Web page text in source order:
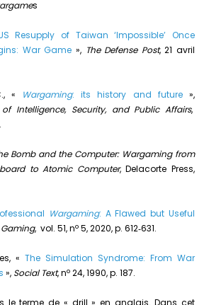
s
Resupply of Taiwan ‘Impossible’ Once
War Game », The Defense Post, 21 avril
« Wargaming: its history and future»,
Intelligence, Security, and Public Affairs,
Bomb and the Computer: Wargaming from
to Atomic Computer, Delacorte Press,
Wargaming: A Flawed but Useful
, vol. 51, no 5, 2020, p. 612‑631.
« The Simulation Syndrome: From War
», Social Text, no 24, 1990, p. 187.